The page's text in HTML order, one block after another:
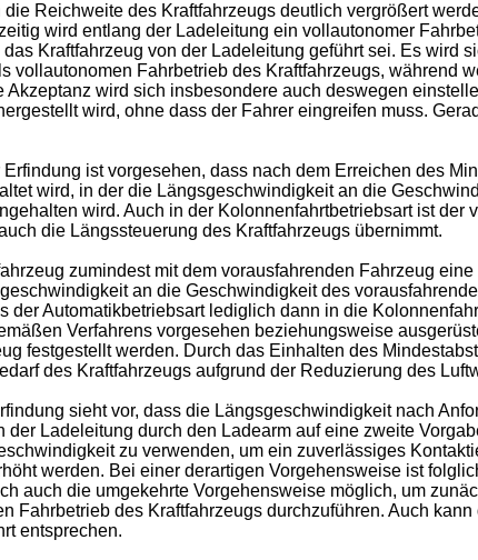
Reichweite des Kraftfahrzeugs deutlich vergrößert
wird entlang der Ladeleitung ein vollautonomer
Kraftfahrzeug von der Ladeleitung geführt sei. Es wird
vollautonomen Fahrbetrieb des Kraftfahrzeugs, während
wird sich insbesondere auch deswegen
wird, ohne dass der Fahrer eingreifen muss.
ist vorgesehen, dass nach dem Erreichen des
wird, in der die Längsgeschwindigkeit an die
wird. Auch in der Kolonnenfahrtbetriebsart ist
die Längssteuerung des Kraftfahrzeugs übernimmt.
zumindest mit dem vorausfahrenden Fahrzeug
an die Geschwindigkeit des
der Automatikbetriebsart lediglich dann in die
Verfahrens vorgesehen beziehungsweise
festgestellt werden. Durch das Einhalten des
des Kraftfahrzeugs aufgrund der Reduzierung des
sieht vor, dass die Längsgeschwindigkeit nach
Ladeleitung durch den Ladearm auf eine zweite
zu verwenden, um ein zuverlässiges
werden. Bei einer derartigen Vorgehensweise ist
auch die umgekehrte Vorgehensweise möglich, um
Fahrbetrieb des Kraftfahrzeugs durchzuführen. Auch
entsprechen.